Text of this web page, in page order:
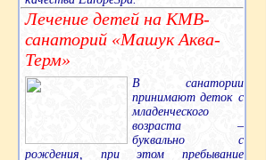
Лечение детей на КМВ-
санаторий «Машук Аква-
Терм»
В санатории
принимают деток с
младенческого
возраста –
буквально с
рождения, при этом пребывание